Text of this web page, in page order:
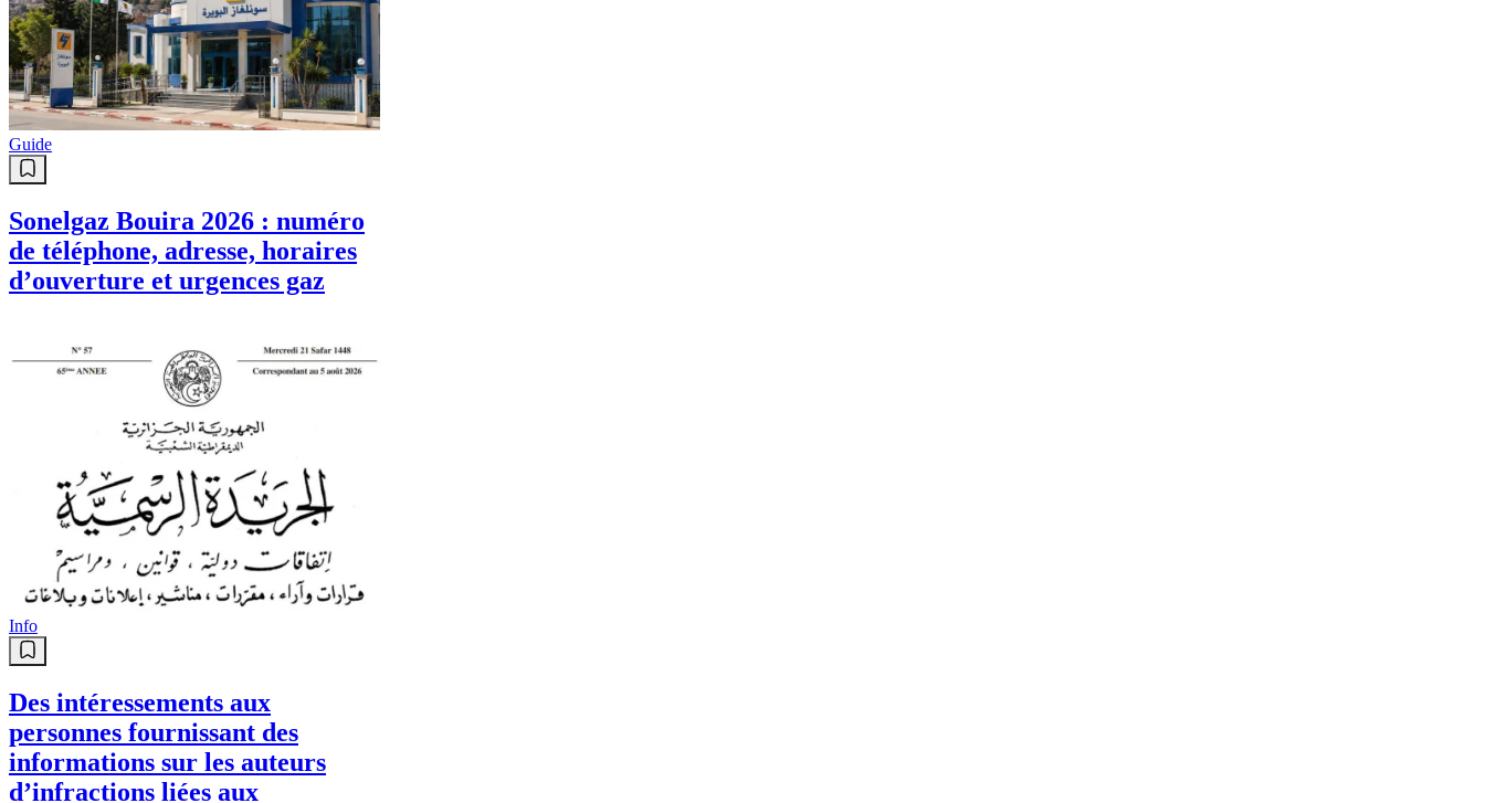
Guide
Sonelgaz Bouira 2026 : numéro
de téléphone, adresse, horaires
d’ouverture et urgences gaz
Info
Des intéressements aux
personnes fournissant des
informations sur les auteurs
d’infractions liées aux